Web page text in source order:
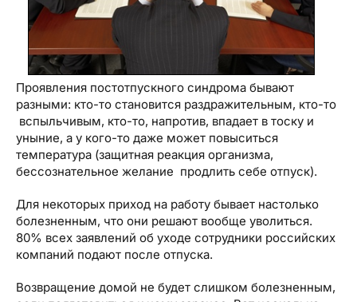
Проявления постотпускного синдрома бывают
разными: кто-то становится раздражительным, кто-то
вспыльчивым, кто-то, напротив, впадает в тоску и
уныние, а у кого-то даже может повыситься
температура (защитная реакция организма,
бессознательное желание продлить себе отпуск).
Для некоторых приход на работу бывает настолько
болезненным, что они решают вообще уволиться.
80% всех заявлений об уходе сотрудники российских
компаний подают после отпуска.
Возвращение домой не будет слишком болезненным,